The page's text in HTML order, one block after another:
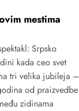
mestima
Srpsko
kada ceo svet
tri velika jubileja –
od praizvedbe
zidinama